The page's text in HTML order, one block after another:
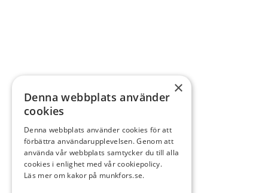
×
Denna webbplats använder
cookies
Denna webbplats använder cookies för att
förbättra användarupplevelsen. Genom att
använda vår webbplats samtycker du till alla
cookies i enlighet med vår cookiepolicy.
Läs mer om kakor på munkfors.se.